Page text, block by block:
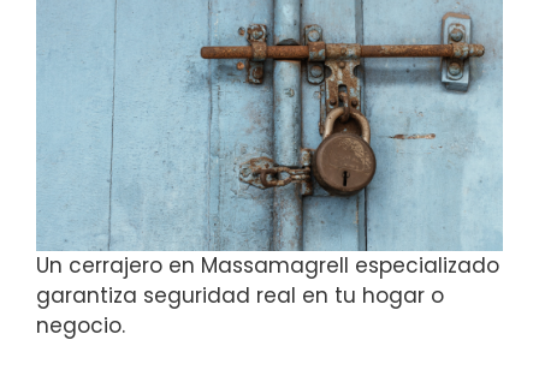
Un cerrajero en Massamagrell especializado
garantiza seguridad real en tu hogar o
negocio.